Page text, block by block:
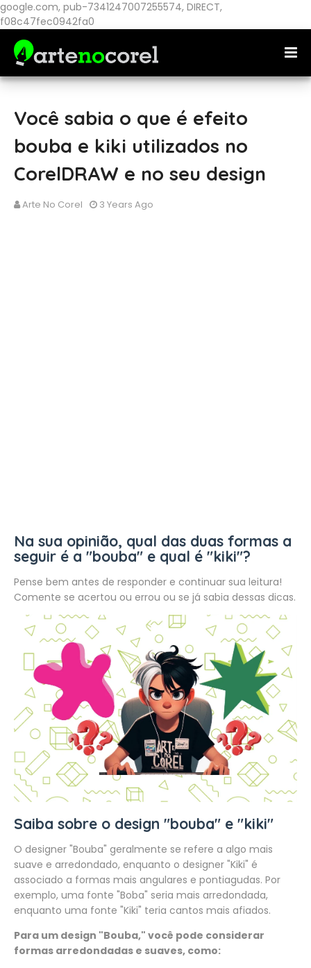
google.com, pub-7341247007255574, DIRECT,
f08c47fec0942fa0
Você sabia o que é efeito
bouba e kiki utilizados no
CorelDRAW e no seu design
Arte No Corel 3 Years Ago
Na sua opinião, qual das duas formas a
seguir é a "bouba" e qual é "kiki"?
Pense bem antes de responder e continuar sua leitura!
Comente se acertou ou errou ou se já sabia dessas dicas.
Saiba sobre o design "bouba" e "kiki"
O designer "Bouba" geralmente se refere a algo mais
suave e arredondado, enquanto o designer "Kiki" é
associado a formas mais angulares e pontiagudas. Por
exemplo, uma fonte "Boba" seria mais arredondada,
enquanto uma fonte "Kiki" teria cantos mais afiados.
Para um design "Bouba," você pode considerar
formas arredondadas e suaves, como: